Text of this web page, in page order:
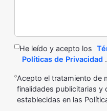
He leído y acepto los
Políticas de Privacidad .
Acepto el tratamiento de
finalidades publicitarias y
establecidas en las